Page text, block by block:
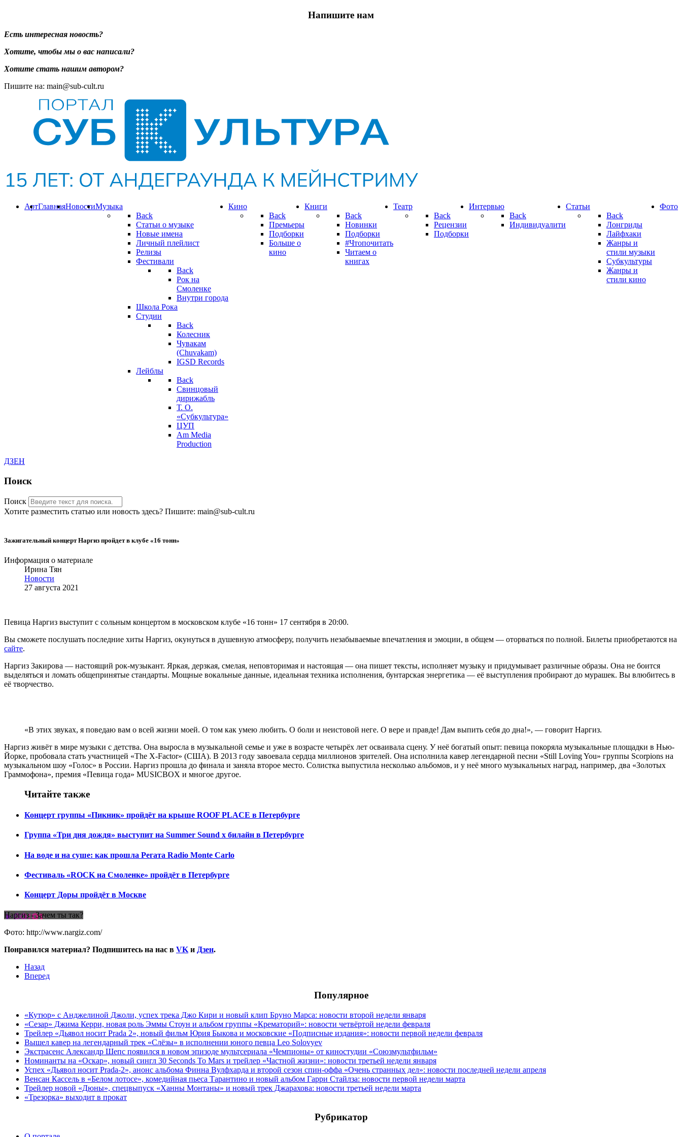
Напишите нам
Есть интересная новость?
Хотите, чтобы мы о вас написали?
Хотите стать нашим автором?
Пишите на: main@sub-cult.ru
Музыка
Back
Статьи о музыке
Новые имена
Личный плейлист
Релизы
Фестивали
Back
Рок на
Смоленке
Внутри города
Школа Рока
Студии
Back
Колесник
Чувакам
(Chuvakam)
IGSD Records
Лейблы
Back
Свинцовый
дирижабль
Т. О.
«Субкультура»
ЦУП
Am Media
Production
Кино
Back
Премьеры
Подборки
Больше о
кино
Книги
Back
Новинки
Подборки
#Чтопочитать
Читаем о
книгах
Театр
Back
Рецензии
Подборки
Фото
Интервью
Back
Индивидуалити
Статьи
Back
Лонгриды
Лайфхаки
Жанры и
стили музыки
Субкультуры
Жанры и
стили кино
Новости
Главная
Арт
ДЗЕН
Поиск
Поиск
Хотите разместить статью или новость здесь? Пишите: main@sub-cult.ru
Зажигательный концерт Наргиз пройдет в клубе «16 тонн»
Информация о материале
Ирина Тян
Новости
27 августа 2021
Певица Наргиз выступит с сольным концертом в московском клубе «16 тонн» 17 сентября в 20:00.
Вы сможете послушать последние хиты Наргиз, окунуться в душевную атмосферу, получить незабываемые впечатления и эмоции, в общем — оторваться по полной. Билеты приобретаются на
сайте.
Наргиз Закирова — настоящий рок-музыкант. Яркая, дерзкая, смелая, неповторимая и настоящая — она пишет тексты, исполняет музыку и придумывает различные образы. Она не боится
выделяться и ломать общепринятые стандарты. Мощные вокальные данные, идеальная техника исполнения, бунтарская энергетика — её выступления пробирают до мурашек. Вы влюбитесь в
её творчество.
«В этих звуках, я поведаю вам о всей жизни моей. О том как умею любить. О боли и неистовой неге. О вере и правде! Дам выпить себя до дна!», — говорит Наргиз.
Наргиз живёт в мире музыки с детства. Она выросла в музыкальной семье и уже в возрасте четырёх лет осваивала сцену. У неё богатый опыт: певица покоряла музыкальные площадки в Нью-
Йорке, пробовала стать участницей «The X-Factor» (США). В 2013 году завоевала сердца миллионов зрителей. Она исполнила кавер легендарной песни «Still Loving You» группы Scorpions на
музыкальном шоу «Голос» в России. Наргиз прошла до финала и заняла второе место. Солистка выпустила несколько альбомов, и у неё много музыкальных наград, например, два «Золотых
Граммофона», премия «Певица года» MUSICBOX и многое другое.
Читайте также
Концерт группы «Пикник» пройдёт на крыше ROOF PLACE в Петербурге
Группа «Три дня дождя» выступит на Summer Sound x билайн в Петербурге
На воде и на суше: как прошла Регата Radio Monte Carlo
Фестиваль «ROCK на Смоленке» пройдёт в Петербурге
Концерт Доры пройдёт в Москве
Наргиз - Зачем ты так?
Фото: http://www.nargiz.com/
Понравился материал? Подпишитесь на нас в VK и Дзен.
Назад
Вперед
Популярное
«Кутюр» с Анджелиной Джоли, успех трека Джо Кири и новый клип Бруно Марса: новости второй недели января
«Сезар» Джима Керри, новая роль Эммы Стоун и альбом группы «Крематорий»: новости четвёртой недели февраля
Трейлер «Дьявол носит Prada 2», новый фильм Юрия Быкова и московские «Подписные издания»: новости первой недели февраля
Вышел кавер на легендарный трек «Слёзы» в исполнении юного певца Leo Solovyev
Экстрасенс Александр Шепс появился в новом эпизоде мультсериала «Чемпионы» от киностудии «Союзмультфильм»
Номинанты на «Оскар», новый сингл 30 Seconds To Mars и трейлер «Частной жизни»: новости третьей недели января
Успех «Дьявол носит Prada-2», анонс альбома Финна Вулфхарда и второй сезон спин-оффа «Очень странных дел»: новости последней недели апреля
Венсан Кассель в «Белом лотосе», комедийная пьеса Тарантино и новый альбом Гарри Стайлза: новости первой недели марта
Трейлер новой «Дюны», спецвыпуск «Ханны Монтаны» и новый трек Джарахова: новости третьей недели марта
«Трезорка» выходит в прокат
Рубрикатор